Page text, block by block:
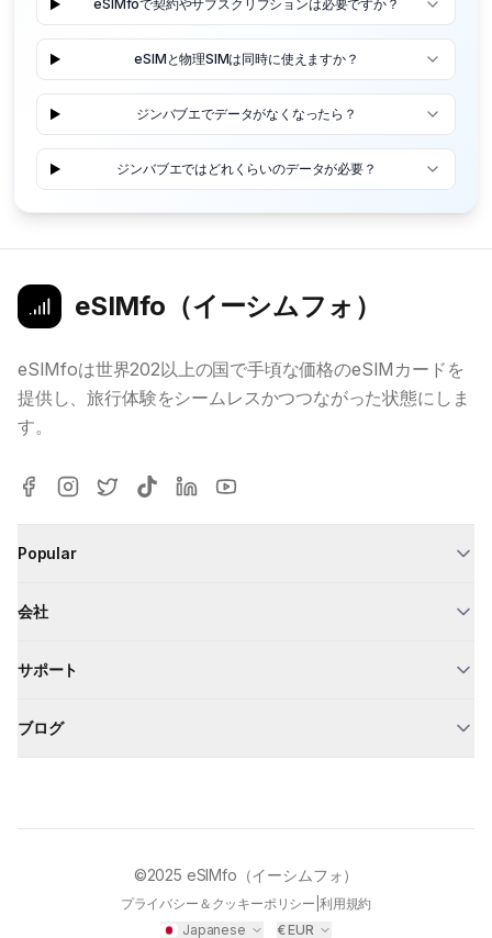
eSIMfoで契約やサブスクリプションは必要ですか？
eSIMと物理SIMは同時に使えますか？
ジンバブエでデータがなくなったら？
ジンバブエではどれくらいのデータが必要？
eSIMfo（イーシムフォ）
eSIMfoは世界202以上の国で手頃な価格のeSIMカードを
提供し、旅行体験をシームレスかつつながった状態にしま
す。
Popular
会社
サポート
ブログ
©2025 eSIMfo（イーシムフォ）
プライバシー＆クッキーポリシー 利用規約
Japanese
€EUR